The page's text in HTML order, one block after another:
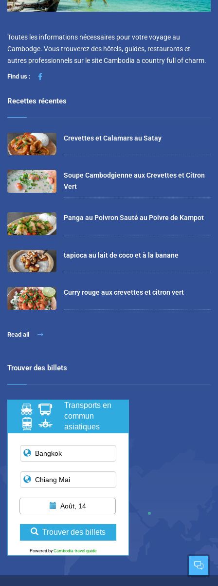
Toutes les informations nécessaires pour votre voyage au
Cambodge. Vous trouverez des hôtels, guides, restaurants et
autres professionnels sur le site Cambodia a country full of charm.
Find us :
Recettes récentes
Crevettes et Calamars au Satay
Soupe Cambodgienne aux Crevettes et Citron
Vert
Panga au Poivron Sauté au Poivre de Kampot
tapioca au lait de coco et à la banane
Curry rouge aux crevettes et citron vert
Read all
Trouver des billets
Transports en
commun
asiatiques
Août, 14
Trouver des billets
Powered by Cambodia travel guide